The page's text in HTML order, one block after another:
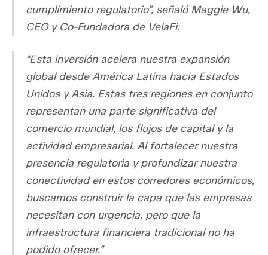
cumplimiento regulatorio”, señaló Maggie Wu,
CEO y Co-Fundadora de VelaFi.
“Esta inversión acelera nuestra expansión
global desde América Latina hacia Estados
Unidos y Asia. Estas tres regiones en conjunto
representan una parte significativa del
comercio mundial, los flujos de capital y la
actividad empresarial. Al fortalecer nuestra
presencia regulatoria y profundizar nuestra
conectividad en estos corredores económicos,
buscamos construir la capa que las empresas
necesitan con urgencia, pero que la
infraestructura financiera tradicional no ha
podido ofrecer.”